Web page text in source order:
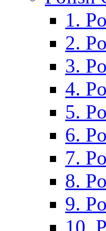
1.
2.
3.
4.
5.
6.
7.
8.
9.
10.